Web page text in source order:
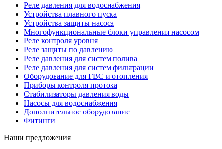
Реле давления для водоснабжения
Устройства плавного пуска
Устройства защиты насоса
Многофункциональные блоки управления насосом
Реле контроля уровня
Реле защиты по давлению
Реле давления для систем полива
Реле давления для систем фильтрации
Оборудование для ГВС и отопления
Приборы контроля протока
Стабилизаторы давления воды
Насосы для водоснабжения
Дополнительное оборудование
Фитинги
Наши предложения